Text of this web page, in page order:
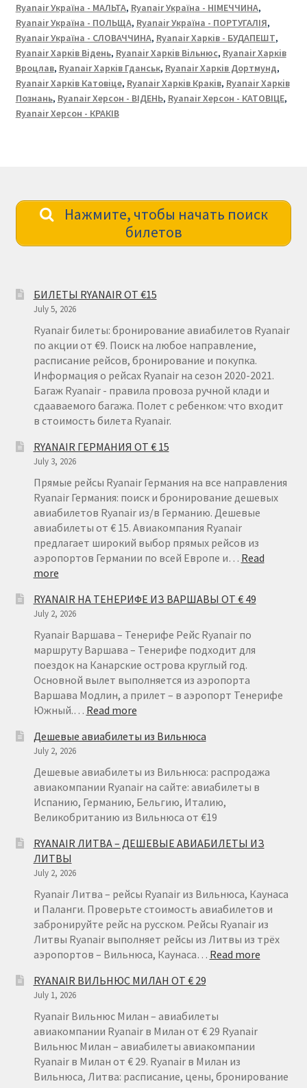
Ryanair Україна - МАЛЬТА, Ryanair Україна - НІМЕЧЧИНА,
Ryanair Україна - ПОЛЬЩА, Ryanair Україна - ПОРТУГАЛІЯ,
Ryanair Україна - СЛОВАЧЧИНА, Ryanair Харків - БУДАПЕШТ,
Ryanair Харків Відень, Ryanair Харків Вільнюс, Ryanair Харків
Вроцлав, Ryanair Харків Гданськ, Ryanair Харків Дортмунд,
Ryanair Харків Катовіце, Ryanair Харків Краків, Ryanair Харків
Познань, Ryanair Херсон - ВІДЕНЬ, Ryanair Херсон - КАТОВІЦЕ,
Ryanair Херсон - КРАКІВ
Нажмите, чтобы начать поиск
билетов
БИЛЕТЫ RYANAIR ОТ €15
July 5, 2026
Ryanair билеты: бронирование авиабилетов Ryanair
по акции от €9. Поиск на любое направление,
расписание рейсов, бронирование и покупка.
Информация о рейсах Ryanair на сезон 2020-2021.
Багаж Ryanair - правила провоза ручной клади и
сдааваемого багажа. Полет с ребенком: что входит
в стоимость билета Ryanair.
RYANAIR ГЕРМАНИЯ ОТ € 15
July 3, 2026
Прямые рейсы Ryanair Германия на все направления
Ryanair Германия: поиск и бронирование дешевых
авиабилетов Ryanair из/в Германию. Дешевые
авиабилеты от € 15. Авиакомпания Ryanair
предлагает широкий выбор прямых рейсов из
аэропортов Германии по всей Европе и… Read
more:
ГЕРМАНИЯ
ОТ
€
15
RYANAIR НА ТЕНЕРИФЕ ИЗ ВАРШАВЫ ОТ € 49
July 2, 2026
Ryanair Варшава – Тенерифе Рейс Ryanair по
маршруту Варшава – Тенерифе подходит для
поездок на Канарские острова круглый год.
Основной вылет выполняется из аэропорта
Варшава Модлин, а прилет – в аэропорт Тенерифе
Южный.… Read more:
НА
ИЗ
ВАРШАВЫ
ОТ
€
Дешевые авиабилеты из Вильнюса
July 2, 2026
Дешевые авиабилеты из Вильнюса: распродажа
авиакомпании Ryanair на сайте: авиабилеты в
Испанию, Германию, Бельгию, Италию,
Великобританию из Вильнюса от €19
RYANAIR ЛИТВА – ДЕШЕВЫЕ АВИАБИЛЕТЫ ИЗ
ЛИТВЫ
July 2, 2026
Ryanair Литва – рейсы Ryanair из Вильнюса, Каунаса
и Паланги. Проверьте стоимость авиабилетов и
забронируйте рейс на русском. Рейсы Ryanair из
Литвы Ryanair выполняет рейсы из Литвы из трёх
аэропортов – Вильнюса, Каунаса… Read more:
RYANAIR ВИЛЬНЮС МИЛАН ОТ € 29
July 1, 2026
Ryanair Вильнюс Милан – авиабилеты
авиакомпании Ryanair в Милан от € 29 Ryanair
Вильнюс Милан – авиабилеты авиакомпании
Ryanair в Милан от € 29. Ryanair в Милан из
Вильнюса, Литва: расписание, цены, бронирование